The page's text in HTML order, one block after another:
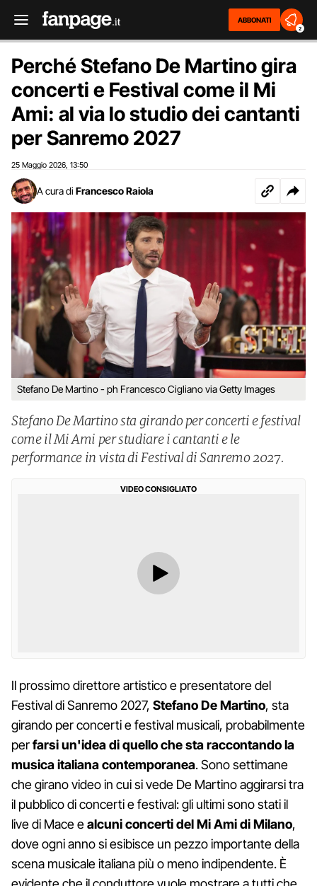
ABBONATI
2
Perché Stefano De Martino gira
concerti e Festival come il Mi
Ami: al via lo studio dei cantanti
per Sanremo 2027
25 Maggio 2026 13:50
A cura di Francesco Raiola
Stefano De Martino - ph Francesco Cigliano via Getty Images
Stefano De Martino sta girando per concerti e festival
come il Mi Ami per studiare i cantanti e le
performance in vista di Festival di Sanremo 2027.
VIDEO CONSIGLIATO
Il prossimo direttore artistico e presentatore del
Festival di Sanremo 2027, Stefano De Martino, sta
girando per concerti e festival musicali, probabilmente
perfarsi un'idea di quello che sta raccontando la
musica italiana contemporanea. Sono settimane
che girano video in cui si vede De Martino aggirarsi tra
il pubblico di concerti e festival: gli ultimi sono stati il
live di Mace ealcuni concerti del Mi Ami di Milano,
dove ogni anno si esibisce un pezzo importante della
scena musicale italiana più o meno indipendente. È